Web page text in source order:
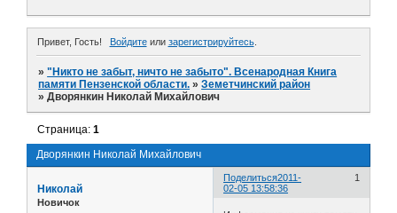
Привет, Гость! Войдитеили зарегистрируйтесь.
»"Никто не забыт, ничто не забыто". Всенародная Книга
памяти Пензенской области. »Земетчинский район
»Дворянкин Николай Михайлович
Дворянкин Николай Михайлович
Страница:1
Поделиться 1
2011-
02-05 13:58:36
Николай
Новичок